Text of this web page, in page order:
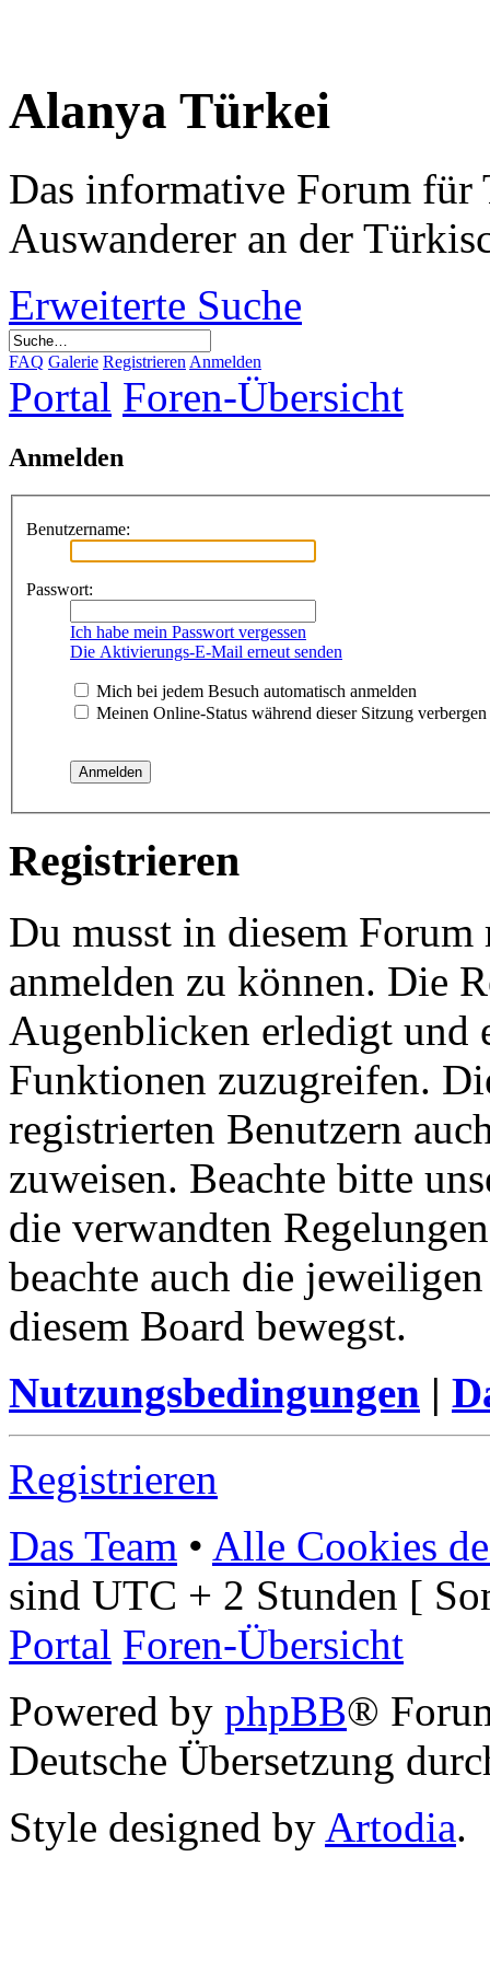
Alanya Türkei
Das informative Forum für
Auswanderer an der
Erweiterte Suche
FAQ Galerie Registrieren Anmelden
Portal Foren-Übersicht
Anmelden
Benutzername:
Passwort:
Ich habe mein Passwort vergessen
Die Aktivierungs-E-Mail erneut senden
Mich bei jedem Besuch automatisch anmelden
Meinen Online-Status während dieser Sitzung verbergen
Registrieren
Du musst in diesem
anmelden zu können. Die
Augenblicken erledigt und
Funktionen zuzugreifen.
registrierten Benutzern
zuweisen. Beachte bitte
die verwandten
beachte auch die
diesem Board bewegst.
Nutzungsbedingungen |
Registrieren
Das Team • Alle Cookies
sind UTC + 2 Stunden [
Portal Foren-Übersicht
Powered by phpBB®
Deutsche Übersetzung
Style designed by Artodia.